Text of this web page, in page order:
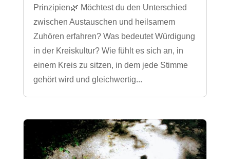
Prinzipien🌿 Möchtest du den Unterschied
zwischen Austauschen und heilsamem
Zuhören erfahren? Was bedeutet Würdigung
in der Kreiskultur? Wie fühlt es sich an, in
einem Kreis zu sitzen, in dem jede Stimme
gehört wird und gleichwertig...